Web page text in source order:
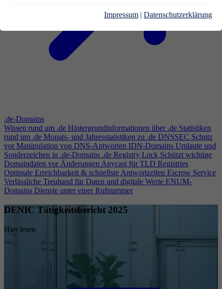
Impressum | Datenschutzerklärung
.de-Domains
Wissen rund um .de Hintergrundinformationen über .de Statistiken
rund um .de Monats- und Jahresstatistiken zu .de DNSSEC Schutz
vor Manipulation von DNS-Antworten IDN-Domains Umlaute und
Sonderzeichen in .de-Domains .de Registry Lock Schützt wichtige
Domaindaten vor ÄnderungenAnycast für TLD Registries
Optimale Erreichbarkeit & schnellste Antwortzeiten Escrow Service
Verlässliche Treuhand für Daten und digitale Werte ENUM-
Domains Dienste unter einer Rufnummer
DENIC Tätigkeitsbericht 2025
Hier lesen